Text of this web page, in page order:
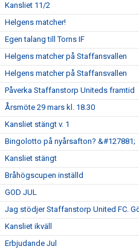
Kansliet 11/2
Helgens matcher!
Egen talang till Torns IF
Helgens matcher på Staffansvallen
Helgens matcher på Staffansvallen
Påverka Staffanstorp Uniteds framtid
Årsmöte 29 mars kl. 18.30
Kansliet stängt v. 1
Bingolotto på nyårsafton? &#127881;
Kansliet stängt
Bråhögscupen inställd
GOD JUL
Jag stödjer Staffanstorp United FC.
Kansliet ikväll
Erbjudande Jul